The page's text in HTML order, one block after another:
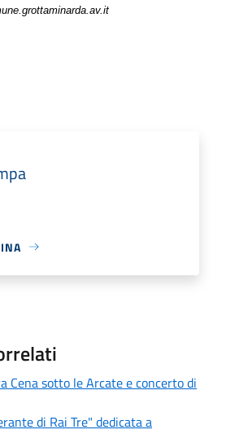
Cena sotto le Arcate e concerto di
di Rai Tre" dedicata a